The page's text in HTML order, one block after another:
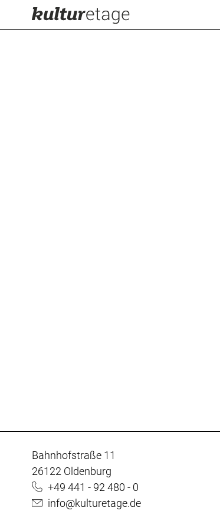
Bahnhofstraße 11
26122 Oldenburg
+49 441 - 92 480 - 0
info@kulturetage.de